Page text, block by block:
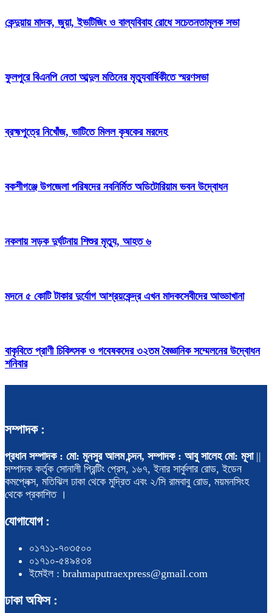
কেন্দুয়ায় মাদক, জুয়া, ইভটিজিং ও বাল্যবিবাহ রোধে সচেতনতামূলক সভা
ফুলপুরে বিএনপি নেতা আব্দুল মতিনের মৃত্যুবার্ষিকীতে স্মরণসভা
ব্রহ্মপুত্রে নিখোঁজ, ভাটিতে মিলল কৃষকের মরদেহ
বকশীগঞ্জে উপজেলা পরিষদের নবনির্মিত অডিটোরিয়াম ভবন উদ্বোধন
নকলায় সড়ক দুর্ঘটনায় শিশুর মৃত্যু, আহত ৬
মদনে ৫ কোটি টাকার দুর্যোগ আশ্রয়কেন্দ্র এখন মাদকসেবীদের আড্ডাখানা
বাকৃবিতে প্রাণী চিকিৎসক ও গবেষকদের ৩২তম বৈজ্ঞানিক সম্মেলনের উদ্বোধন
শনিবার
সম্পাদক :
প্রধান সম্পাদক : মো: মুনসুর আলম চন্দন, সম্পাদক : আবু সালেহ মো: মূসা||
সম্পাদক কর্তৃক সোনালী প্রিন্টিং প্রেস, ১৬৭, ইনার সার্কুলার রোড, ইডেন
কমপ্লেক্স, মতিঝিল ঢাকা থেকে মুদ্রিত এবং ২/সি রামবাবু রোড, ময়মনসিংহ
থেকে প্রকাশিত ।
যোগাযোগ :
০১৭১১-৭০৩৫০০
০১৭১০-৫৪৯৪৩৪
ইমেইল : brahmaputraexpress@gmail.com
ঢাকা অফিস :